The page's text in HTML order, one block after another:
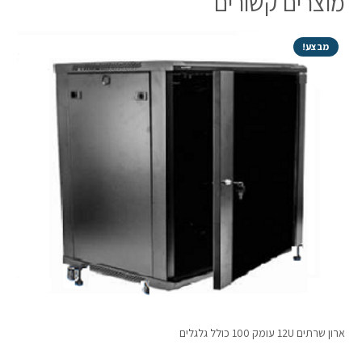
מבצע!
ארון שרתים 12U עומק 100 כולל גלגלים